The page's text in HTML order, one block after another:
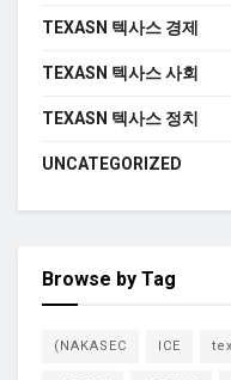
TEXASN 텍사스 경제
TEXASN 텍사스 사회
TEXASN 텍사스 정치
UNCATEGORIZED
Browse by Tag
(NAKASEC ICE